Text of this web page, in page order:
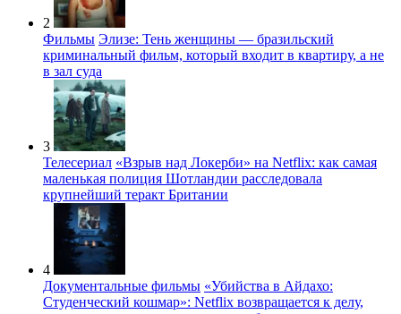
2
Фильмы Элизе: Тень женщины — бразильский
криминальный фильм, который входит в квартиру, а не
в зал суда
3
Телесериал «Взрыв над Локерби» на Netflix: как самая
маленькая полиция Шотландии расследовала
крупнейший теракт Британии
4
Документальные фильмы «Убийства в Айдахо:
Студенческий кошмар»: Netflix возвращается к делу,